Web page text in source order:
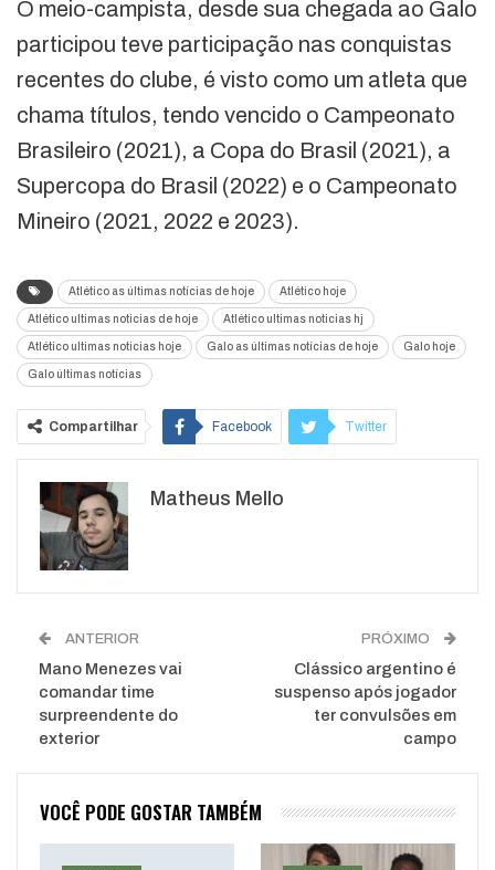
O meio-campista, desde sua chegada ao Galo
participou teve participação nas conquistas
recentes do clube, é visto como um atleta que
chama títulos, tendo vencido o Campeonato
Brasileiro (2021), a Copa do Brasil (2021), a
Supercopa do Brasil (2022) e o Campeonato
Mineiro (2021, 2022 e 2023).
Atlético as últimas notícias de hoje Atlético hoje
Atlético ultimas noticias de hoje Atlético ultimas noticias hj
Atlético ultimas noticias hoje Galo as últimas notícias de hoje Galo hoje
Galo últimas notícias
Compartilhar Facebook Twitter
WhatsApp
Matheus Mello
ANTERIOR
Mano Menezes vai
comandar time
surpreendente do
exterior
PRÓXIMO
Clássico argentino é
suspenso após jogador
ter convulsões em
campo
VOCÊ PODE GOSTAR TAMBÉM